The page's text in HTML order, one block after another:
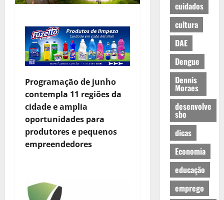
Programação de junho
contempla 11 regiões da
cidade e amplia
oportunidades para
produtores e pequenos
empreendedores
cuidados
cultura
DAE
Dengue
Dennis
Moraes
desenvolve
sbo
dicas
Economia
educação
emprego